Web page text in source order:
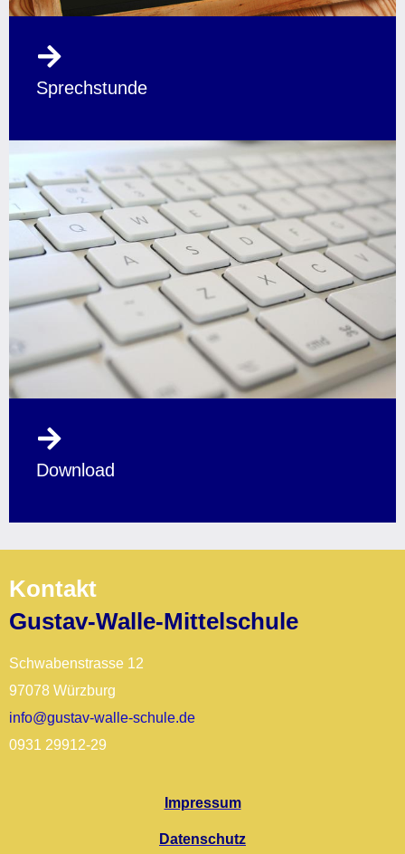
Sprechstunde
Download
Kontakt
Gustav-Walle-Mittelschule
Schwabenstrasse 12
97078 Würzburg
info@gustav-walle-schule.de
0931 29912-29
Impressum
Datenschutz